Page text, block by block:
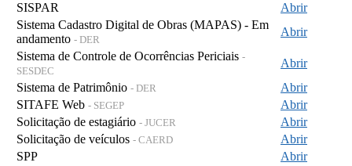
SISPAR
Abrir
Sistema Cadastro Digital de Obras (MAPAS) - Em
andamento - DER
Abrir
Sistema de Controle de Ocorrências Periciais -
SESDEC
Abrir
Sistema de Patrimônio - DER
Abrir
SITAFE Web - SEGEP
Abrir
Solicitação de estagiário - JUCER
Abrir
Solicitação de veículos - CAERD
Abrir
SPP
Abrir